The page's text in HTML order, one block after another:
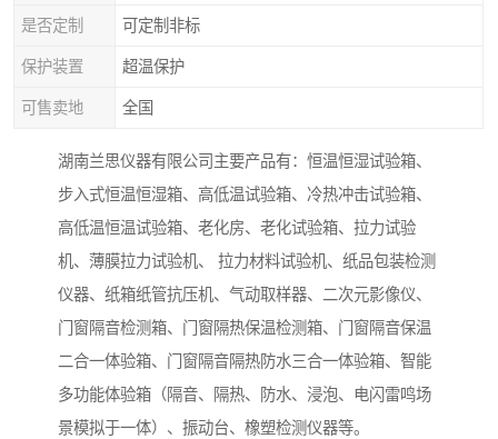
是否定制 可定制非标
保护装置 超温保护
可售卖地 全国
湖南兰思仪器有限公司主要产品有：恒温恒湿试验箱、
步入式恒温恒湿箱、高低温试验箱、冷热冲击试验箱、
高低温恒温试验箱、老化房、老化试验箱、拉力试验
机、薄膜拉力试验机、 拉力材料试验机、纸品包装检测
仪器、纸箱纸管抗压机、气动取样器、二次元影像仪、
门窗隔音检测箱、门窗隔热保温检测箱、门窗隔音保温
二合一体验箱、门窗隔音隔热防水三合一体验箱、智能
多功能体验箱（隔音、隔热、防水、浸泡、电闪雷鸣场
景模拟于一体）、振动台、橡塑检测仪器等。